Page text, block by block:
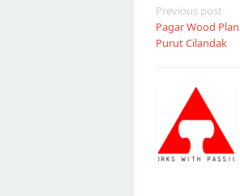
Post
Previous post
Pagar Wood
Purut Cilandak